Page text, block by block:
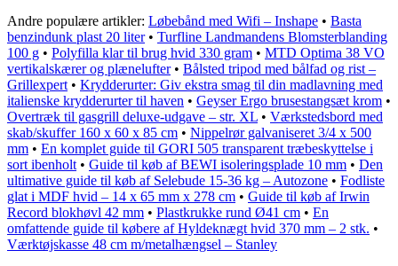
Andre populære artikler: Løbebånd med Wifi – Inshape • Basta
benzindunk plast 20 liter• Turfline Landmandens Blomsterblanding
100 g • Polyfilla klar til brug hvid 330 gram • MTD Optima 38 VO
vertikalskærer og plænelufter• Bålsted tripod med bålfad og rist –
Grillexpert • Krydderurter: Giv ekstra smag til din madlavning med
italienske krydderurter til haven • Geyser Ergo brusestangsæt krom •
Overtræk til gasgrill deluxe-udgave – str. XL • Værkstedsbord med
skab/skuffer 160 x 60 x 85 cm • Nippelrør galvaniseret 3/4 x 500
mm • En komplet guide til GORI 505 transparent træbeskyttelse i
sort ibenholt • Guide til køb af BEWI isoleringsplade 10 mm • Den
ultimative guide til køb af Selebude 15-36 kg – Autozone • Fodliste
glat i MDF hvid – 14 x 65 mm x 278 cm • Guide til køb af Irwin
Record blokhøvl 42 mm • Plastkrukke rund Ø41 cm • En
omfattende guide til købere af Hyldeknægt hvid 370 mm – 2 stk. •
Værktøjskasse 48 cm m/metalhængsel – Stanley